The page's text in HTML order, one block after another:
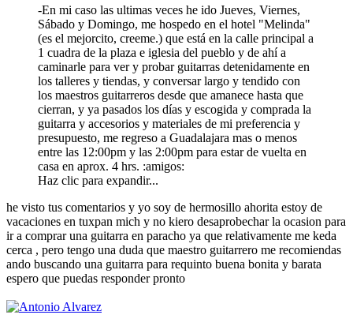
-En mi caso las ultimas veces he ido Jueves, Viernes,
Sábado y Domingo, me hospedo en el hotel "Melinda"
(es el mejorcito, creeme.) que está en la calle principal a
1 cuadra de la plaza e iglesia del pueblo y de ahí a
caminarle para ver y probar guitarras detenidamente en
los talleres y tiendas, y conversar largo y tendido con
los maestros guitarreros desde que amanece hasta que
cierran, y ya pasados los días y escogida y comprada la
guitarra y accesorios y materiales de mi preferencia y
presupuesto, me regreso a Guadalajara mas o menos
entre las 12:00pm y las 2:00pm para estar de vuelta en
casa en aprox. 4 hrs. :amigos:
Haz clic para expandir...
he visto tus comentarios y yo soy de hermosillo ahorita estoy de
vacaciones en tuxpan mich y no kiero desaprobechar la ocasion para
ir a comprar una guitarra en paracho ya que relativamente me keda
cerca , pero tengo una duda que maestro guitarrero me recomiendas
ando buscando una guitarra para requinto buena bonita y barata
espero que puedas responder pronto